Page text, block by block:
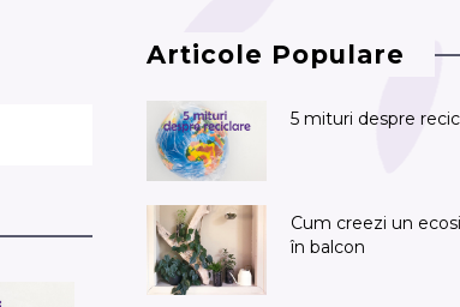
Articole Populare
5 mituri despre
Cum creezi un
în balcon